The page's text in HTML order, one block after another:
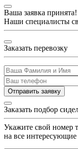
Ваша заявка принята!
Наши специалисты
Заказать перевозку
Отправить заявку
Заказать подбор
Укажите свой номер
на все